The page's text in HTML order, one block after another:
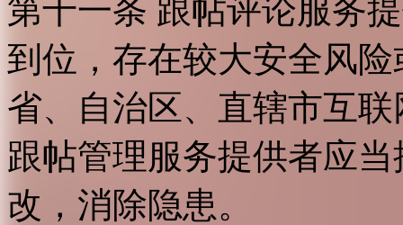
第十一条 跟帖评论服务
到位，存在较大安全风
省、自治区、直辖市互
跟帖管理服务提供者应
改，消除隐患。